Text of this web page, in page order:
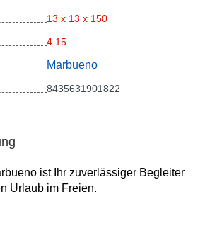
13 x 13 x 150
4.15
Marbueno
8435631901822
ist Ihr zuverlässiger Begleiter
Urlaub im Freien.